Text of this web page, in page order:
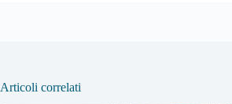
Articoli correlati